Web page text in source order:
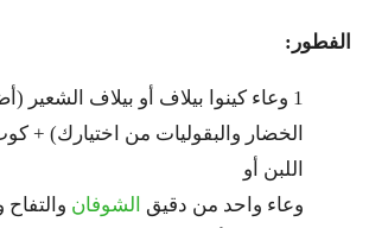
الفطور:
1 وعاء كينوا بيلاف أو بيلاف الشعير
الخضار والبقوليات من اختيارك) +
اللبن أو
وعاء واحد من دقيق الشوفان والتفاح